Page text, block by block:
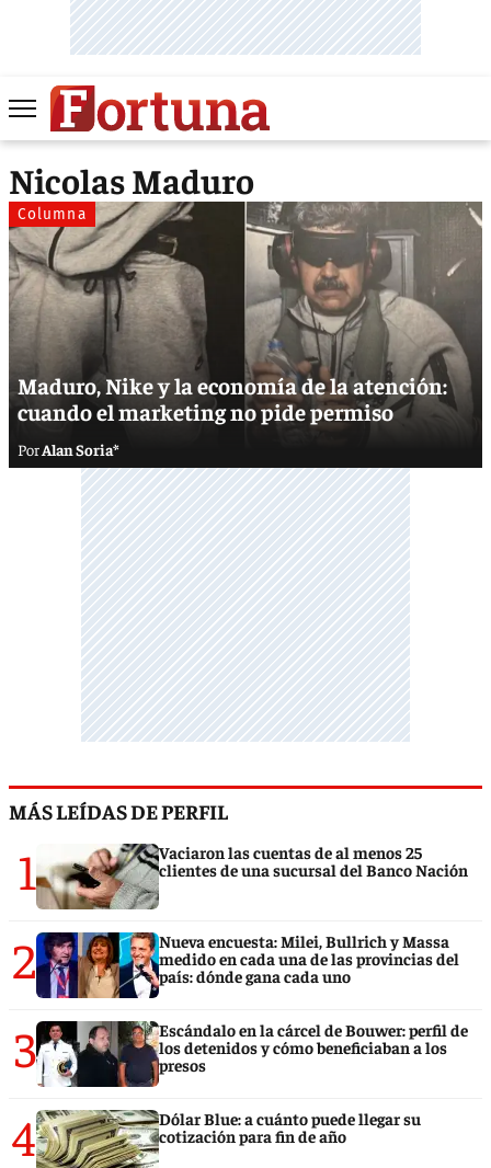
Nicolas Maduro
Columna
Maduro, Nike y la economía de la atención:
cuando el marketing no pide permiso
Alan Soria*
MÁS LEÍDAS DE PERFIL
1
Vaciaron las cuentas de al menos 25
clientes de una sucursal del Banco Nación
2
Nueva encuesta: Milei, Bullrich y Massa
medido en cada una de las provincias del
país: dónde gana cada uno
3
Escándalo en la cárcel de Bouwer: perfil de
los detenidos y cómo beneficiaban a los
presos
4
Dólar Blue: a cuánto puede llegar su
cotización para fin de año